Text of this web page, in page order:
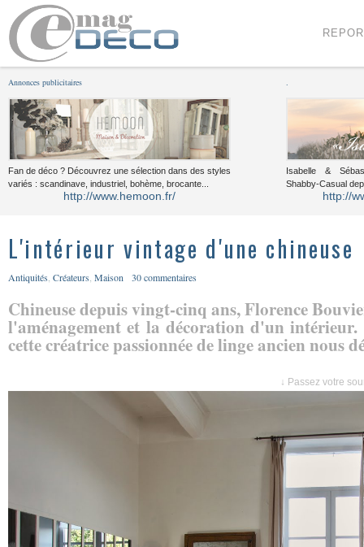
Annonces publicitaires
Fan de déco ? Découvrez une sélection dans des styles
variés : scandinave, industriel, bohème, brocante...
http://www.hemoon.fr/
Isabelle &
Shabby-Casual
http://
L'intérieur vintage d'une chineuse
Antiquités Créateurs Maison 30 commentaires
Chineuse depuis vingt-cinq ans, Florence
l'aménagement et la décoration d'un intérieur.
cette créatrice passionnée de linge ancien nous
↓ Passez votre